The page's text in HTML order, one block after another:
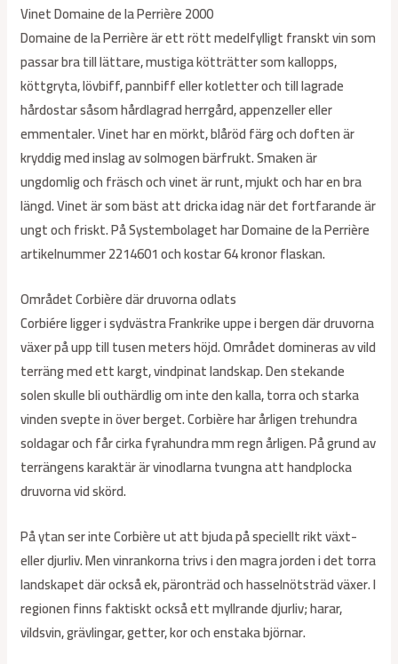
Vinet Domaine de la Perrière 2000
Domaine de la Perrière är ett rött medelfylligt franskt vin som
passar bra till lättare, mustiga kötträtter som kallopps,
köttgryta, lövbiff, pannbiff eller kotletter och till lagrade
hårdostar såsom hårdlagrad herrgård, appenzeller eller
emmentaler. Vinet har en mörkt, blåröd färg och doften är
kryddig med inslag av solmogen bärfrukt. Smaken är
ungdomlig och fräsch och vinet är runt, mjukt och har en bra
längd. Vinet är som bäst att dricka idag när det fortfarande är
ungt och friskt. På Systembolaget har Domaine de la Perrière
artikelnummer 2214601 och kostar 64 kronor flaskan.
Området Corbière där druvorna odlats
Corbiére ligger i sydvästra Frankrike uppe i bergen där druvorna
växer på upp till tusen meters höjd. Området domineras av vild
terräng med ett kargt, vindpinat landskap. Den stekande
solen skulle bli outhärdlig om inte den kalla, torra och starka
vinden svepte in över berget. Corbière har årligen trehundra
soldagar och får cirka fyrahundra mm regn årligen. På grund av
terrängens karaktär är vinodlarna tvungna att handplocka
druvorna vid skörd.
På ytan ser inte Corbière ut att bjuda på speciellt rikt växt-
eller djurliv. Men vinrankorna trivs i den magra jorden i det torra
landskapet där också ek, päronträd och hasselnötsträd växer. I
regionen finns faktiskt också ett myllrande djurliv; harar,
vildsvin, grävlingar, getter, kor och enstaka björnar.